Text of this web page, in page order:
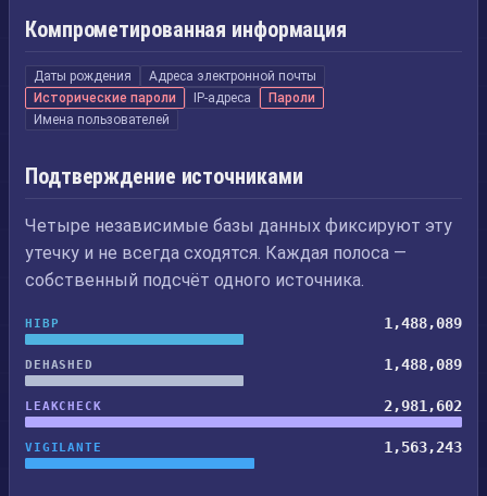
Компрометированная информация
Даты рождения
Адреса электронной почты
Исторические пароли
IP-адреса
Пароли
Имена пользователей
Подтверждение источниками
Четыре независимые базы данных фиксируют эту
утечку и не всегда сходятся. Каждая полоса —
собственный подсчёт одного источника.
HIBP 1,488,089
DEHASHED 1,488,089
LEAKCHECK 2,981,602
VIGILANTE 1,563,243